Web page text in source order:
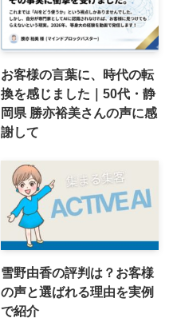
お客様の言葉に、時代の転
換を感じました｜50代・静
岡県 勝亦裕美さんの声に感
謝して
雪野由香の評判は？お客様
の声と選ばれる理由を実例
で紹介